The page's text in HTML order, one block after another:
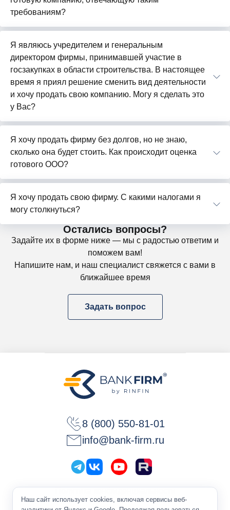
требованиям?
Я являюсь учредителем и генеральным
директором фирмы, принимавшей участие в
госзакупках в области строительства. В настоящее
время я приял решение сменить вид деятельности
и хочу продать свою компанию. Могу я сделать это
у Вас?
Я хочу продать фирму без долгов, но не знаю,
сколько она будет стоить. Как происходит оценка
готового ООО?
Я хочу продать свою фирму. С какими налогами я
могу столкнуться?
Остались вопросы?
Задайте их в форме ниже — мы с радостью ответим и
поможем вам!
Напишите нам, и наш специалист свяжется с вами в
ближайшее время
Задать вопрос
8 (800) 550-81-01
info@bank-firm.ru
Наш сайт использует cookies, включая сервисы веб-